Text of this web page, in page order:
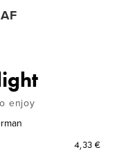
enjoy
4,33 €